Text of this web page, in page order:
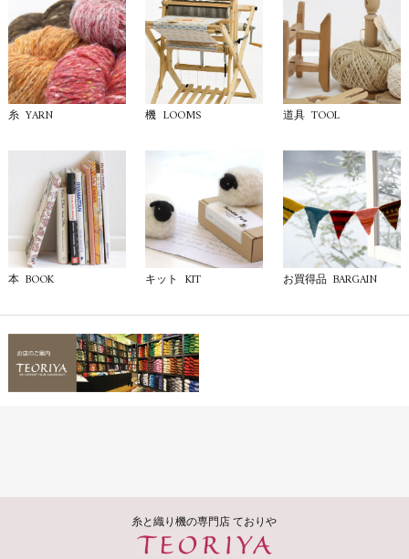
糸 YARN 機 LOOMS 道具 TOOL
本 BOOK キット KIT お買得品 BARGAIN
糸と織り機の専門店 ておりや